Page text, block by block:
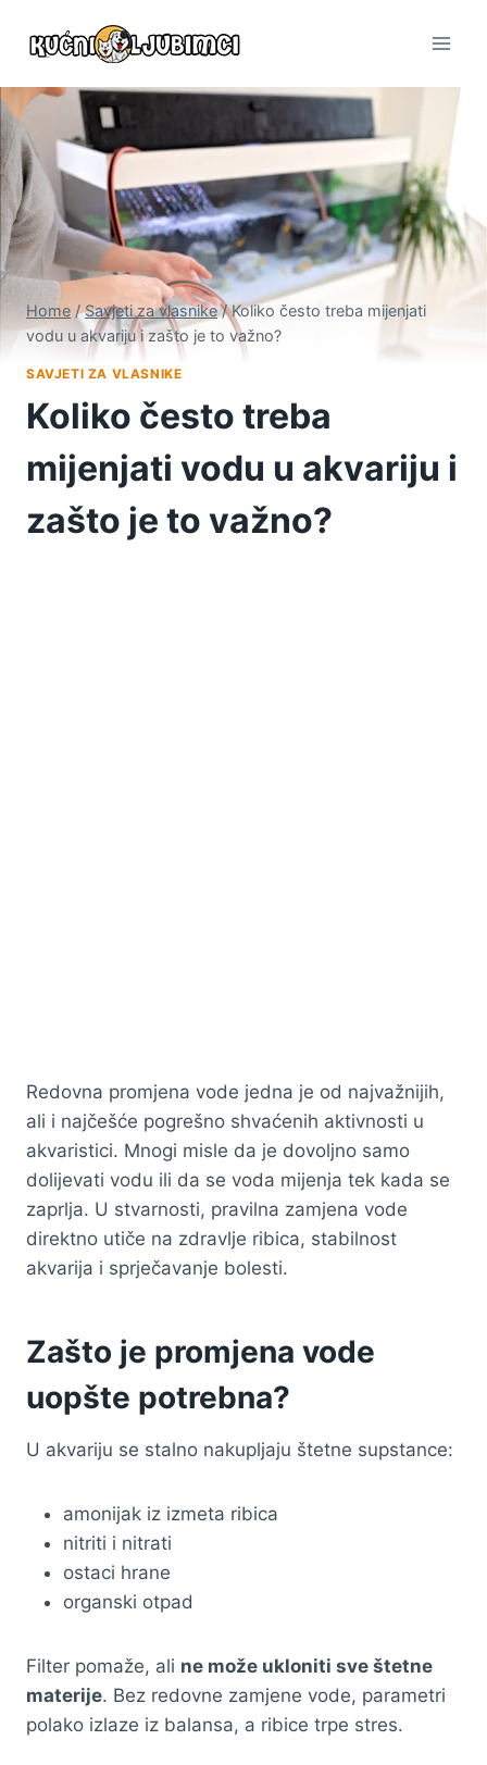
Home / Savjeti za vlasnike / Koliko često treba mijenjati
vodu u akvariju i zašto je to važno?
SAVJETI ZA VLASNIKE
Koliko često treba
mijenjati vodu u akvariju i
zašto je to važno?
Redovna promjena vode jedna je od najvažnijih,
ali i najčešće pogrešno shvaćenih aktivnosti u
akvaristici. Mnogi misle da je dovoljno samo
dolijevati vodu ili da se voda mijenja tek kada se
zaprlja. U stvarnosti, pravilna zamjena vode
direktno utiče na zdravlje ribica, stabilnost
akvarija i sprječavanje bolesti.
Zašto je promjena vode
uopšte potrebna?
U akvariju se stalno nakupljaju štetne supstance:
amonijak iz izmeta ribica
nitriti i nitrati
ostaci hrane
organski otpad
Filter pomaže, ali ne može ukloniti sve štetne
materije. Bez redovne zamjene vode, parametri
polako izlaze iz balansa, a ribice trpe stres.